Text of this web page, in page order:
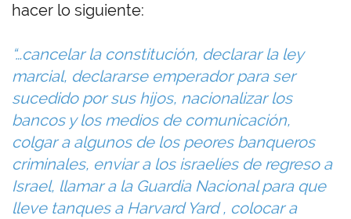
hacer lo siguiente:
“…cancelar la constitución, declarar la ley
marcial, declararse emperador para ser
sucedido por sus hijos, nacionalizar los
bancos y los medios de comunicación,
colgar a algunos de los peores banqueros
criminales, enviar a los israelíes de regreso a
Israel, llamar a la Guardia Nacional para que
lleve tanques a Harvard Yard , colocar a